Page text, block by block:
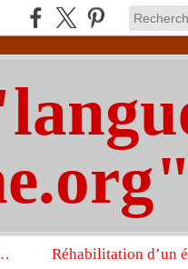
que publient les Presses universitaires d’Oxford